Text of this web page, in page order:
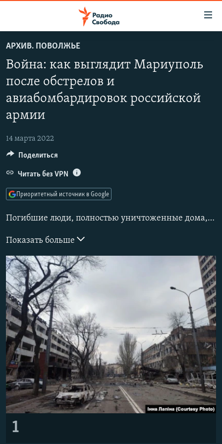
упрощенного
доступа
основному
содержанию
Вернутся
навигации
Вернутся
поиску
ПОДКАСТЫ
АВТОРСКИЕ ПРОЕКТЫ
ЦИТАТЫ СВОБОДЫ
МНЕНИЯ
КУЛЬТУРА
IDEL.РЕАЛИИ
КАВКАЗ.РЕАЛИИ
СЕВЕР.РЕАЛИИ
СИБИРЬ.РЕАЛИИ
СОЦИАЛЬНЫЕ СЕТИ
Все сайты РСЕ/РС
АРХИВ. ПОВОЛЖЬЕ
Война: как выглядит Мариуполь
после обстрелов и
авиабомбардировок российской
армии
14 марта 2022
Погибшие люди, полностью уничтоженные дома, обгоревшие деревья, уничтоженная инфраструктура – так выглядит Мариуполь после ракетных обстрелов российской авиации.
Показать больше
1
Поделиться
Читать без VPN
Приоритетный источник в Google